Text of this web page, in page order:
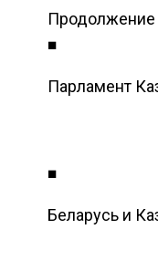
Продолжение
■
Парламент
■
Беларусь и